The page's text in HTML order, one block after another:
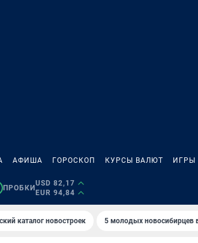
АФИША ГОРОСКОП КУРСЫ ВАЛЮТ ИГРЫ
ПРОБКИ
USD 82,17
EUR 94,84
каталог новостроек 5 молодых новосибирцев